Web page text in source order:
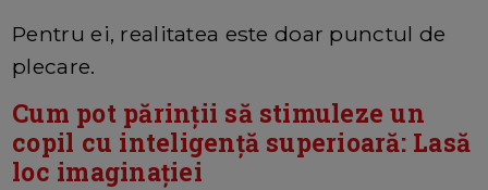
Pentru ei, realitatea este doar punctul de
plecare.
Cum pot părinții să stimuleze un
copil cu inteligență superioară: Lasă
loc imaginației